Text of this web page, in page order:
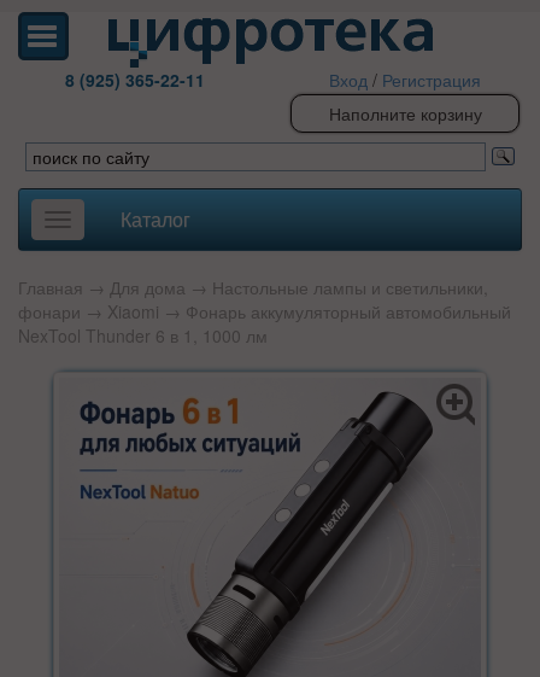
8 (925) 365-22-11 Вход / Регистрация
Наполните корзину
Toggle
navigation
Каталог
Главная → Для дома → Настольные лампы и светильники,
фонари → Xiaomi → Фонарь аккумуляторный автомобильный
NexTool Thunder 6 в 1, 1000 лм